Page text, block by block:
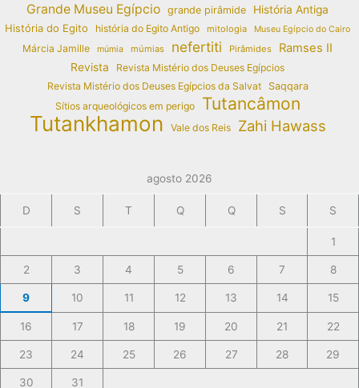
Grande Museu Egípcio grande pirâmide
História Antiga
História do Egito
história do Egito Antigo mitologia Museu Egípcio do Cairo
Márcia Jamille múmia múmias nefertiti Pirâmides Ramses II
Revista
Revista Mistério dos Deuses Egípcios
Revista Mistério dos Deuses Egípcios da Salvat
Saqqara
Sítios arqueológicos em perigo
Tutancâmon
Tutankhamon Vale dos Reis Zahi Hawass
agosto 2026
D S T Q Q S S
1
2 3 4 5 6 7 8
9 10 11 12 13 14 15
16 17 18 19 20 21 22
23 24 25 26 27 28 29
30 31